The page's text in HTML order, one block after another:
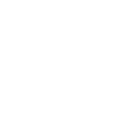
بين
العدالة
في
كيف